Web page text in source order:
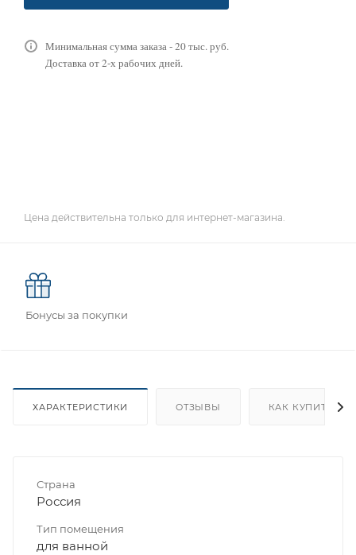
Минимальная сумма заказа - 20 тыс. руб.
Доставка от 2-х рабочих дней.
Цена действительна только для интернет-магазина.
Бонусы за покупки
ХАРАКТЕРИСТИКИ ОТЗЫВЫ КАК КУПИТЬ
Страна
Россия
Тип помещения
для ванной